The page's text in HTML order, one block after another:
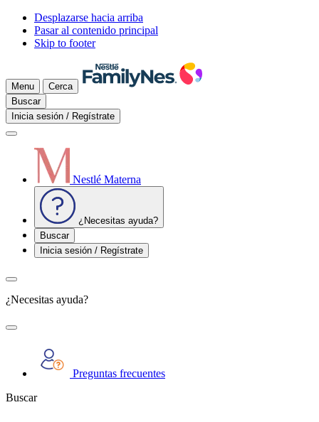
Desplazarse hacia arriba
Pasar al contenido principal
Skip to footer
Menu
Cerca
Buscar
Inicia sesión / Regístrate
Nestlé Materna
¿Necesitas ayuda?
Buscar
Inicia sesión / Regístrate
¿Necesitas ayuda?
Preguntas frecuentes
Buscar